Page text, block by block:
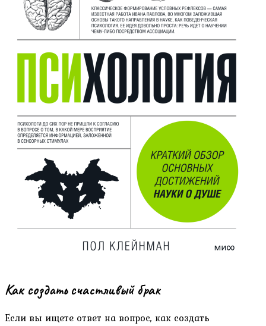
Как создать счастливый брак
Если вы ищете ответ на вопрос, как создать